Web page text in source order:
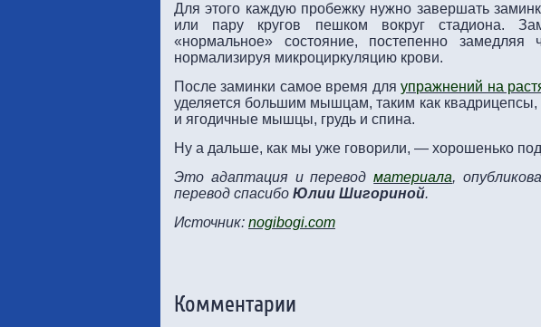
Для этого каждую пробежку нужно завершать
или пару кругов пешком вокруг стадиона.
«нормальное» состояние, постепенно
нормализируя микроциркуляцию крови.
После заминки самое время дляупражнений на
уделяется большим мышцам, таким как
и ягодичные мышцы, грудь и спина.
Ну а дальше, как мы уже говорили, — хорошенько
Это адаптация и переводматериала,
перевод спасибо Юлии Шигориной.
Источник: nogibogi.com
Комментарии